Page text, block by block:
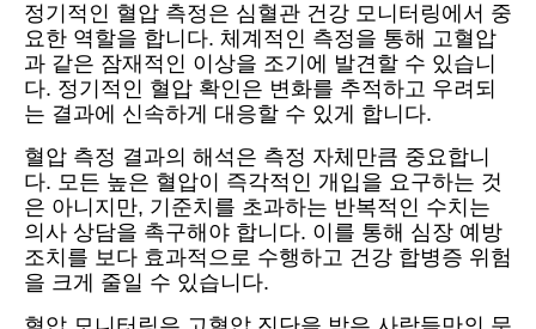
정기적인 혈압 측정은 심혈관 건강 모니터링에서 중
요한 역할을 합니다. 체계적인 측정을 통해 고혈압
과 같은 잠재적인 이상을 조기에 발견할 수 있습니
다. 정기적인 혈압 확인은 변화를 추적하고 우려되
는 결과에 신속하게 대응할 수 있게 합니다.
혈압 측정 결과의 해석은 측정 자체만큼 중요합니
다. 모든 높은 혈압이 즉각적인 개입을 요구하는 것
은 아니지만, 기준치를 초과하는 반복적인 수치는
의사 상담을 촉구해야 합니다. 이를 통해 심장 예방
조치를 보다 효과적으로 수행하고 건강 합병증 위험
을 크게 줄일 수 있습니다.